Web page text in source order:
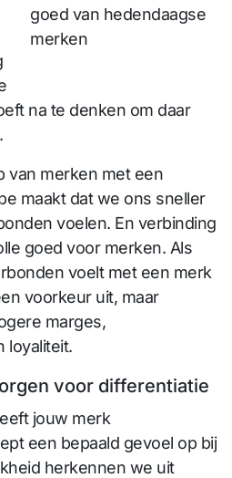
goed van hedendaagse
merken
na te denken om daar
van merken met een
maakt dat we ons sneller
voelen. En verbinding
goed voor merken. Als
voelt met een merk
voorkeur uit, maar
marges,
loyaliteit.
voor differentiatie
jouw merk
een bepaald gevoel op bij
herkennen we uit